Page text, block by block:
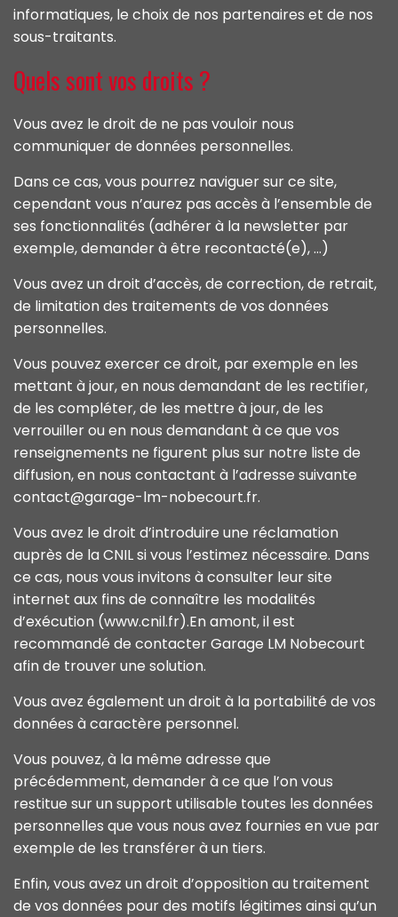
informatiques, le choix de nos partenaires et de nos
sous-traitants.
Quels sont vos droits ?
Vous avez le droit de ne pas vouloir nous
communiquer de données personnelles.
Dans ce cas, vous pourrez naviguer sur ce site,
cependant vous n’aurez pas accès à l’ensemble de
ses fonctionnalités (adhérer à la newsletter par
exemple, demander à être recontacté(e), …)
Vous avez un droit d’accès, de correction, de retrait,
de limitation des traitements de vos données
personnelles.
Vous pouvez exercer ce droit, par exemple en les
mettant à jour, en nous demandant de les rectifier,
de les compléter, de les mettre à jour, de les
verrouiller ou en nous demandant à ce que vos
renseignements ne figurent plus sur notre liste de
diffusion, en nous contactant à l’adresse suivante
contact@garage-lm-nobecourt.fr.
Vous avez le droit d’introduire une réclamation
auprès de la CNIL si vous l’estimez nécessaire. Dans
ce cas, nous vous invitons à consulter leur site
internet aux fins de connaître les modalités
d’exécution (www.cnil.fr).En amont, il est
recommandé de contacter Garage LM Nobecourt
afin de trouver une solution.
Vous avez également un droit à la portabilité de vos
données à caractère personnel.
Vous pouvez, à la même adresse que
précédemment, demander à ce que l’on vous
restitue sur un support utilisable toutes les données
personnelles que vous nous avez fournies en vue par
exemple de les transférer à un tiers.
Enfin, vous avez un droit d’opposition au traitement
de vos données pour des motifs légitimes ainsi qu’un